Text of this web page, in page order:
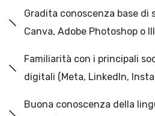
Gradita conoscenza base di
Canva, Adobe Photoshop o
Familiarità con i principali
digitali (Meta, LinkedIn,
Buona conoscenza della